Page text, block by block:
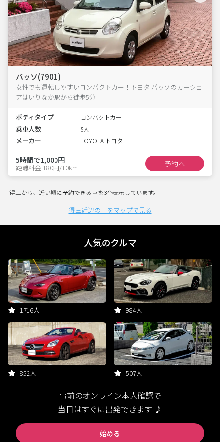
パッソ(7901)
女性でも運転しやすいコンパクトカー！トヨタ パッソのカーシェ
アはいりなか駅から徒歩5分
ボディタイプ コンパクトカー
乗車人数 5人
メーカー TOYOTA トヨタ
5時間で1,000円
距離料金 180円/10km 予約へ
得三から、近い順に予約できる車を3台表示しています。
得三近辺の車をマップで見る
人気のクルマ
1716人 984人
852人 507人
事前のオンライン本人確認で
当日はすぐに出発できます ♪
始める